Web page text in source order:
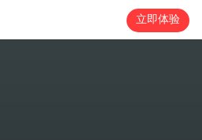
立即体验